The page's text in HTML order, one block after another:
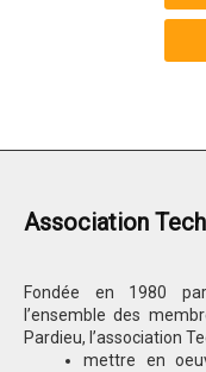
Association
Fondée en 1980
l’ensemble des
Pardieu, l’association
mettre en